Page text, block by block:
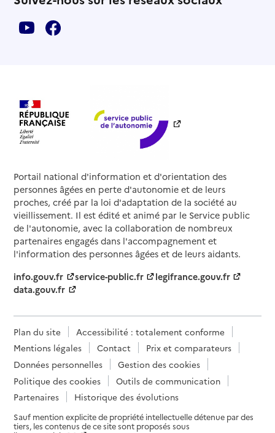
Portail national d'information et d'orientation des
personnes âgées en perte d'autonomie et de leurs
proches, créé par la loi d'adaptation de la société au
vieillissement. Il est édité et animé par le Service public
de l'autonomie, avec la collaboration de nombreux
partenaires engagés dans l'accompagnement et
l'information des personnes âgées et de leurs aidants.
info.gouv.fr
service-public.fr
legifrance.gouv.fr
data.gouv.fr
Plan du site
Accessibilité : totalement conforme
Mentions légales
Contact
Prix et comparateurs
Données personnelles
Gestion des cookies
Politique des cookies
Outils de communication
Partenaires
Historique des évolutions
Sauf mention explicite de propriété intellectuelle détenue par des
tiers, les contenus de ce site sont proposés sous